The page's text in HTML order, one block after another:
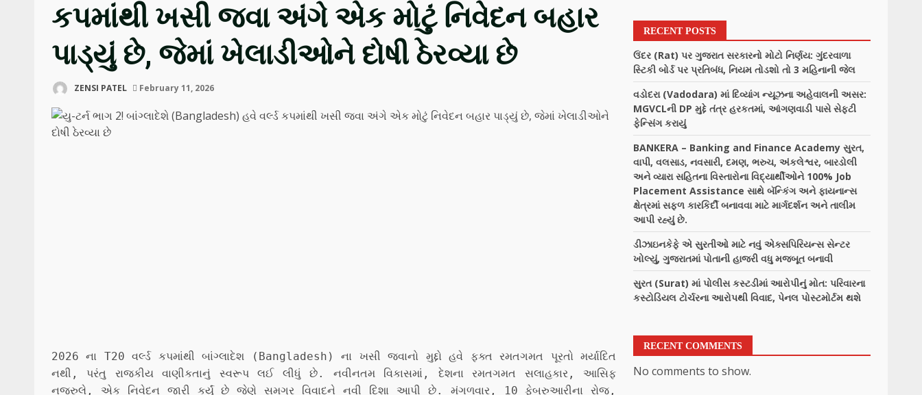
કપમાંથી ખસી જવા અંગે એક મોટું નિવેદન બહાર
પાડ્યું છે, જેમાં ખેલાડીઓને દોષી ઠેરવ્યા છે
ZENSI PATEL February 11, 2026
2026 ના T20 વર્લ્ડ કપમાંથી બાંગ્લાદેશ (Bangladesh) ના ખસી જવાનો મુદ્દો હવે ફક્ત રમતગમત પૂરતો મર્યાદિત
નથી, પરંતુ રાજકીય વાણીકતાનું સ્વરૂપ લઈ લીધું છે. નવીનતમ વિકાસમાં, દેશના રમતગમત સલાહકાર, આસિફ
નજરુલે, એક નિવેદન જારી કર્યું છે જેણે સમગ્ર વિવાદને નવી દિશા આપી છે. મંગળવાર, 10 ફેબ્રુઆરીના રોજ,
RECENT POSTS
ઉંદર (Rat) પર ગુજરાત સરકારનો મોટો નિર્ણય: ગુંદરવાળા
સ્ટિકી બોર્ડ પર પ્રતિબંધ, નિયમ તોડશો તો 3 મહિનાની જેલ
વડોદરા (Vadodara) માં દિવ્યાંગ ન્યૂઝના અહેવાલની અસર:
MGVCLની DP મુદ્દે તંત્ર હરકતમાં, આંગણવાડી પાસે સેફ્ટી
ફેન્સિંગ કરાયું
BANKERA – Banking and Finance Academy સુરત,
વાપી, વલસાડ, નવસારી, દમણ, ભરુચ, અંકલેશ્વર, બારડોલી
અને વ્યારા સહિતના વિસ્તારોના વિદ્યાર્થીઓને 100% Job
Placement Assistance સાથે બૅન્કિંગ અને ફાયનાન્સ
ક્ષેત્રમાં સફળ કારકિર્દી બનાવવા માટે માર્ગદર્શન અને તાલીમ
આપી રહ્યું છે.
ડીઝાઇનકેફે એ સુરતીઓ માટે નવું એક્સપિરિયન્સ સેન્ટર
ખોલ્યું, ગુજરાતમાં પોતાની હાજરી વધુ મજબૂત બનાવી
સુરત (Surat) માં પોલીસ કસ્ટડીમાં આરોપીનું મોત: પરિવારના
કસ્ટોડિયલ ટોર્ચરના આરોપથી વિવાદ, પેનલ પોસ્ટમોર્ટમ થશે
RECENT COMMENTS
No comments to show.